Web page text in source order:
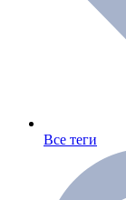
Все теги